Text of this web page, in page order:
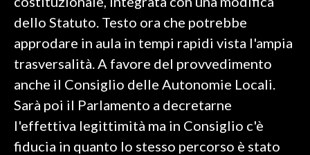
GOSSIP
SALUTE
SARDEGNA TURISMO
SARDI NEL MONDO
NOTIZIE
dello Statuto. Testo ora che potrebbe
approdare in aula in tempi rapidi vista l'ampia
trasversalità. A favore del provvedimento
anche il Consiglio delle Autonomie Locali.
Sarà poi il Parlamento a decretarne
l'effettiva legittimità ma in Consiglio c'è
fiducia in quanto lo stesso percorso è stato